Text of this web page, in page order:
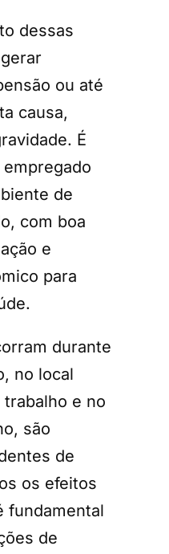
dessas
ou até
causa,
É
de
com boa
e
para
durante
no local
e no
são
de
os efeitos
fundamental
de